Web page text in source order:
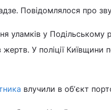
Повідомлялося про
уламків у
У поліції Київщини
влучили в обʼєкт